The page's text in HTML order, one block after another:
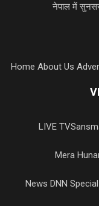
नेपाल में
Home About Us
LIVE TV
Mera
News DNN